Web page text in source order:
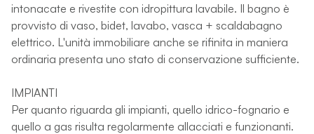
intonacate e rivestite con idropittura lavabile. Il bagno è
provvisto di vaso, bidet, lavabo, vasca + scaldabagno
elettrico. L'unità immobiliare anche se rifinita in maniera
ordinaria presenta uno stato di conservazione sufficiente.
IMPIANTI
Per quanto riguarda gli impianti, quello idrico-fognario e
quello a gas risulta regolarmente allacciati e funzionanti.